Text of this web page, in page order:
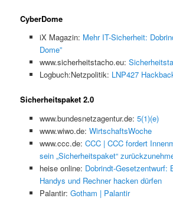
CyberDome
iX Magazin: Mehr IT-Sicherheit:
Dome”
www.sicherheitstacho.eu:
Logbuch:Netzpolitik: LNP427
Sicherheitspaket 2.0
www.bundesnetzagentur.de: 5(1)(e)
www.wiwo.de: WirtschaftsWoche
www.ccc.de: CCC | CCC fordert
sein „Sicherheitspaket“
heise online: Dobrindt-Gesetzentwurf:
Handys und Rechner hacken dürfen
Palantir: Gotham | Palantir